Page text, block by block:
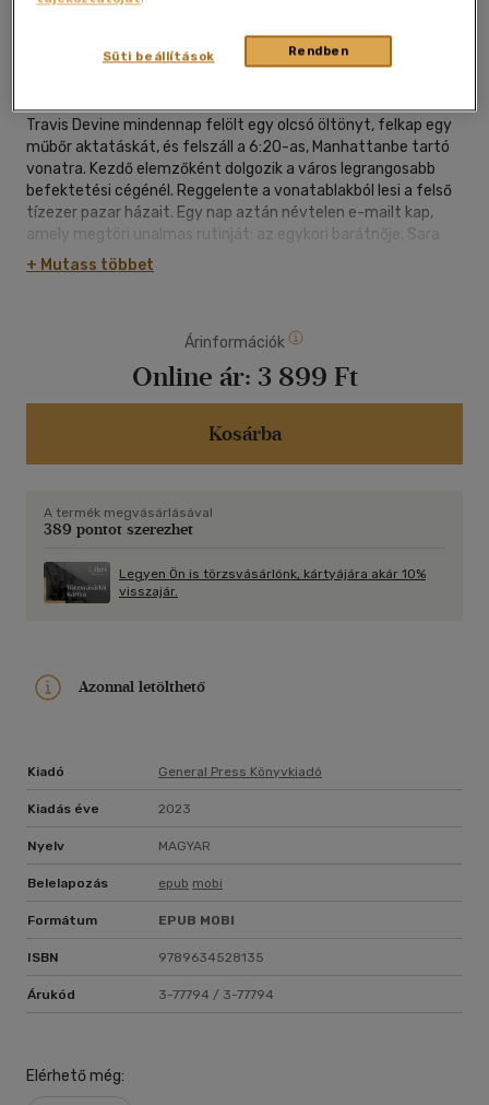
Travis Devine mindennap felölt egy olcsó öltönyt, felkap egy
műbőr aktatáskát, és felszáll a 6:20-as, Manhattanbe tartó
vonatra. Kezdő elemzőként dolgozik a város legrangosabb
befektetési cégénél. Reggelente a vonatablakból lesi a felső
tízezer pazar házait. Egy nap aztán névtelen e-mailt kap,
amely megtöri unalmas rutinját: az egykori barátnője, Sara
meghalt: feltehetőleg öngyilkos lett. Travishez azonban este
vészjósló látogató érkezik, és azzal fenyegeti, hogy fény
elitjének a vonatablakból áhított, csillogó életébe, ahol a
felszín alatt minden rohad. A nagy téttel bíró összeesküvés
mellett pedig egy gyilkos is szabadon jár, és Devine-re
vadászik...
+ Mutass többet
Árinformációk
Online ár: 3 899 Ft
Kosárba
A termék megvásárlásával
389 pontot szerezhet
Legyen Ön is törzsvásárlónk, kártyájára akár 10%
visszajár.
Azonnal letölthető
Kiadó General Press Könyvkiadó
Kiadás éve 2023
Nyelv MAGYAR
Belelapozás epub mobi
Formátum EPUB MOBI
ISBN 9789634528135
Árukód 3-77794 / 3-77794
Elérhető még:
Rendben
Süti beállítások